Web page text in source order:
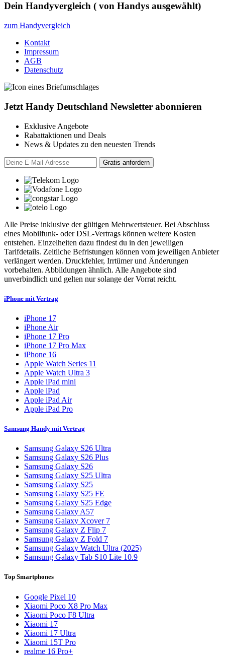
Dein Handyvergleich ( von Handys ausgewählt)
zum Handyvergleich
Kontakt
Impressum
AGB
Datenschutz
Jetzt Handy Deutschland Newsletter abonnieren
Exklusive Angebote
Rabattaktionen und Deals
News & Updates zu den neuesten Trends
Alle Preise inklusive der gültigen Mehrwertsteuer. Bei Abschluss
eines Mobilfunk- oder DSL-Vertrags können weitere Kosten
entstehen. Einzelheiten dazu findest du in den jeweiligen
Tarifdetails. Zeitliche Befristungen können vom jeweiligen Anbieter
verlängert werden. Druckfehler, Irrtümer und Änderungen
vorbehalten. Abbildungen ähnlich. Alle Angebote sind
unverbindlich und gelten nur solange der Vorrat reicht.
iPhone mit Vertrag
iPhone 17
iPhone Air
iPhone 17 Pro
iPhone 17 Pro Max
iPhone 16
Apple Watch Series 11
Apple Watch Ultra 3
Apple iPad mini
Apple iPad
Apple iPad Air
Apple iPad Pro
Samsung Handy mit Vertrag
Samsung Galaxy S26 Ultra
Samsung Galaxy S26 Plus
Samsung Galaxy S26
Samsung Galaxy S25 Ultra
Samsung Galaxy S25
Samsung Galaxy S25 FE
Samsung Galaxy S25 Edge
Samsung Galaxy A57
Samsung Galaxy Xcover 7
Samsung Galaxy Z Flip 7
Samsung Galaxy Z Fold 7
Samsung Galaxy Watch Ultra (2025)
Samsung Galaxy Tab S10 Lite 10.9
Top Smartphones
Google Pixel 10
Xiaomi Poco X8 Pro Max
Xiaomi Poco F8 Ultra
Xiaomi 17
Xiaomi 17 Ultra
Xiaomi 15T Pro
realme 16 Pro+